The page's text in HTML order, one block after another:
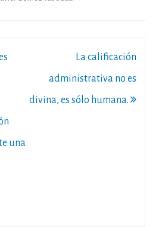
una
La calificación
administrativa no es
divina, es sólo humana.